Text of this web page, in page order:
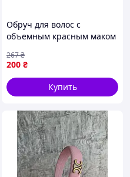
Обруч для волос с
объемным красным маком
200 ₴
267₴
Купить